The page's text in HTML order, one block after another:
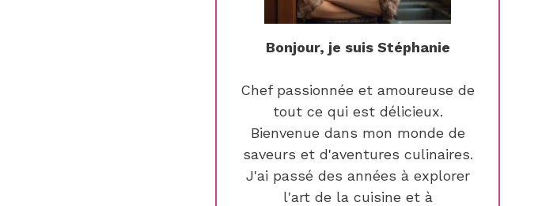
Bonjour, je suis Stéphanie
Chef passionnée et amoureuse de
tout ce qui est délicieux.
Bienvenue dans mon monde de
saveurs et d'aventures culinaires.
J'ai passé des années à explorer
l'art de la cuisine et à